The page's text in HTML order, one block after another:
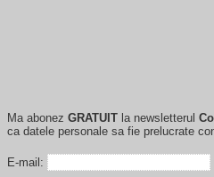
Ma abonez GRATUIT la newsletterul
ca datele personale sa fie prelucrate
E-mail: